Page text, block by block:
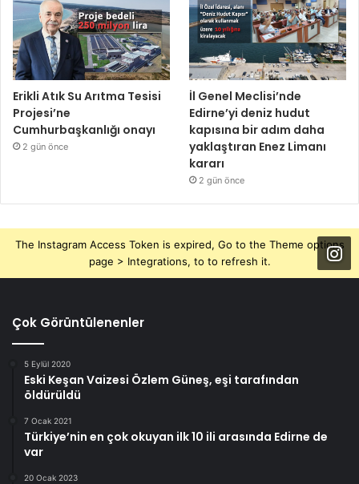
Erikli Atık Su Arıtma Tesisi
Projesi’ne
Cumhurbaşkanlığı onayı
2 gün önce
İl Genel Meclisi’nde
Edirne’yi deniz hudut
kapısına bir adım daha
yaklaştıran Enez Limanı
kararı
2 gün önce
The Instagram Access Token is expired, Go to the Theme options
page > Integrations, to to refresh it.
Çok Görüntülenenler
5 Eylül 2020
Eski Keşan Vaizesi Özlem Güneş, eşi tarafından
öldürüldü
7 Ocak 2021
Türkiye’nin en çok okuyan ilk 10 ili arasında Edirne de
var
20 Ocak 2023